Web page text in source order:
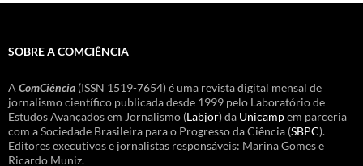
SOBRE A COMCIÊNCIA
A ComCiência (ISSN 1519-7654) é uma revista digital mensal de
jornalismo científico publicada desde 1999 pelo Laboratório de
Estudos Avançados em Jornalismo (Labjor) da Unicampem parceria
com a Sociedade Brasileira para o Progresso da Ciência (SBPC).
Editores executivos e jornalistas responsáveis: Marina Gomes e
Ricardo Muniz.